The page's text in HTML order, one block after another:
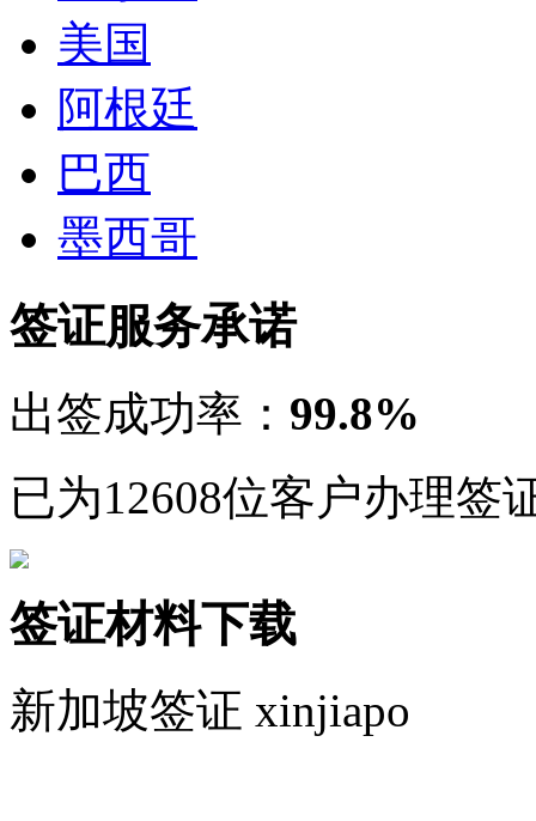
美国
阿根廷
巴西
墨西哥
签证服务承诺
出签成功率： 99.8%
已为12608位客户办理签
签证材料下载
新加坡签证 xinjiapo